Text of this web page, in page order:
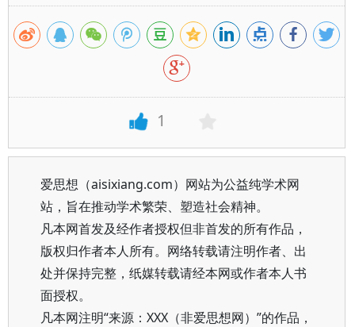
1
爱思想（aisixiang.com）网站为公益纯学术网
站，旨在推动学术繁荣、塑造社会精神。
凡本网首发及经作者授权但非首发的所有作品，
版权归作者本人所有。网络转载请注明作者、出
处并保持完整，纸媒转载请经本网或作者本人书
面授权。
凡本网注明“来源：XXX（非爱思想网）”的作品，